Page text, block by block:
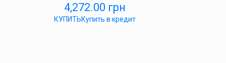
4,272.00 грн
КУПИТЬКупить в кредит